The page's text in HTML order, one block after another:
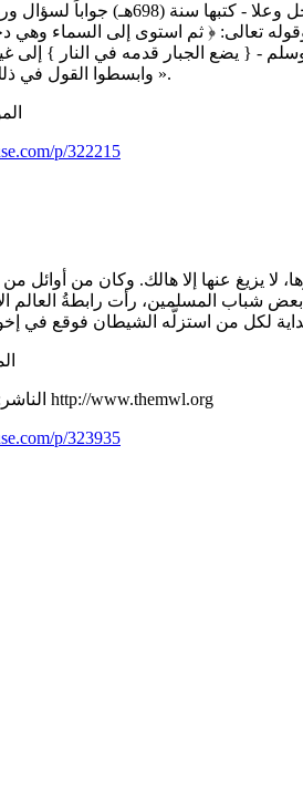
الفتوى الحموية الكبرى لشيخ الإسلام ابن تيمية - رحمه الله تعالى :
تعالى: ﴿ ثم استوى إلى السماء وهي
- { يضع الجبار قدمه في النار } إلى
وابسطوا القول في ذلك مأجورين إن شاء الله تعالى ».
p/322215
لا يزيغ عنها إلا هالك. وكان من أوائل
بعض شباب المسلمين، رأت رابطةُ
موقع رابطة العالم الإسلامي http://www.themwl.org
p/323935